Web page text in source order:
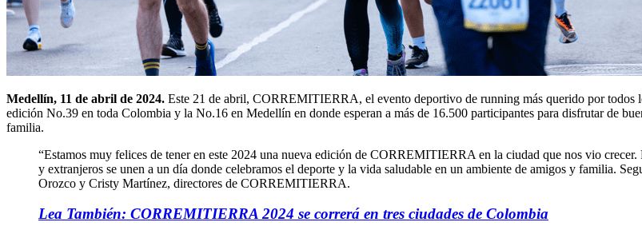
Medellín, 11 de abril de 2024. Este 21 de abril, CORREMITIERRA, el evento deportivo de running más querido por todos
edición No.39 en toda Colombia y la No.16 en Medellín en donde esperan a más de 16.500 participantes para disfrutar de
familia.
“Estamos muy felices de tener en este 2024 una nueva edición de CORREMITIERRA en la ciudad que nos vio
y extranjeros se unen a un día donde celebramos el deporte y la vida saludable en un ambiente de amigos y familia.
Orozco y Cristy Martínez, directores de CORREMITIERRA.
Lea También: CORREMITIERRA 2024 se correrá en tres ciudades de Colombia